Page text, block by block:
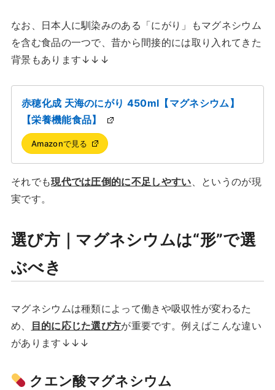
なお、日本人に馴染みのある「にがり」もマグネシウム
を含む食品の一つで、昔から間接的には取り入れてきた
背景もあります↓↓↓
赤穂化成 天海のにがり 450ml【マグネシウム】
【栄養機能食品】
Amazonで見る
それでも現代では圧倒的に不足しやすい、というのが現
実です。
選び方｜マグネシウムは“形”で選
ぶべき
マグネシウムは種類によって働きや吸収性が変わるた
め、
目的に応じた選び方が重要です。例えばこんな違い
があります↓↓↓
クエン酸マグネシウム